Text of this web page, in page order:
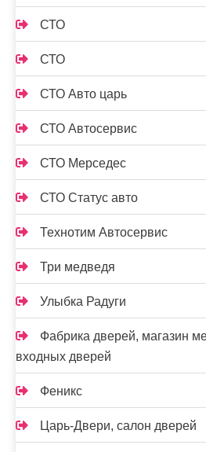
СТО
СТО
СТО Авто царь
СТО Автосервис
СТО Мерседес
СТО Статус авто
Технотим Автосервис
Три медведя
Улыбка Радуги
Фабрика дверей, магазин
входных дверей
Феникс
Царь-Двери, салон дверей